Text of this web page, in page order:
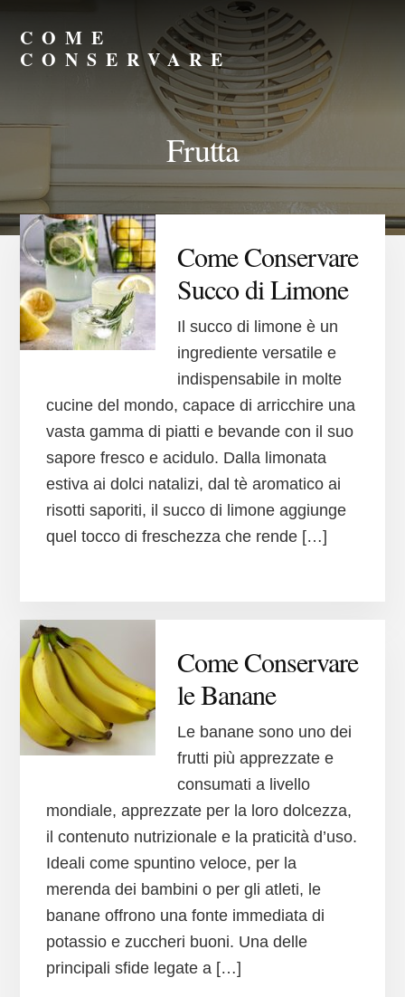
primary
sidebar
contentCOME
CONSERVARE
Come
Conservare
Frutta
Come Conservare
Succo di Limone
Il succo di limone è un
ingrediente versatile e
indispensabile in molte
cucine del mondo, capace di arricchire una
vasta gamma di piatti e bevande con il suo
sapore fresco e acidulo. Dalla limonata
estiva ai dolci natalizi, dal tè aromatico ai
risotti saporiti, il succo di limone aggiunge
quel tocco di freschezza che rende […]
Come Conservare
le Banane
Le banane sono uno dei
frutti più apprezzate e
consumati a livello
mondiale, apprezzate per la loro dolcezza,
il contenuto nutrizionale e la praticità d’uso.
Ideali come spuntino veloce, per la
merenda dei bambini o per gli atleti, le
banane offrono una fonte immediata di
potassio e zuccheri buoni. Una delle
principali sfide legate a […]